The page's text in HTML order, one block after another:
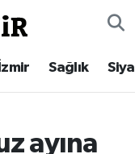
İzmir Sağlık
ayına